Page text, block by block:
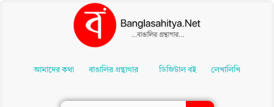
Contentআমাদের কথা বাঙালির গ্রন্থাগার ডিজিটাল বই লেখালিখি